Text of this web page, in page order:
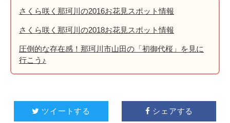
さくら咲く那珂川の2016お花見スポット情報
さくら咲く那珂川の2018お花見スポット情報
圧倒的な存在感！那珂川市山田の「初御代桜」を見に
行こう♪
 ツイートする  シェアする